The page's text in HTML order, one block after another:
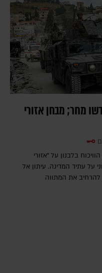
מחר; מבחן אזורי
בלבנון על "אזורי
על עתיד המדינה. עיתון אל
להרחיב את המתווה